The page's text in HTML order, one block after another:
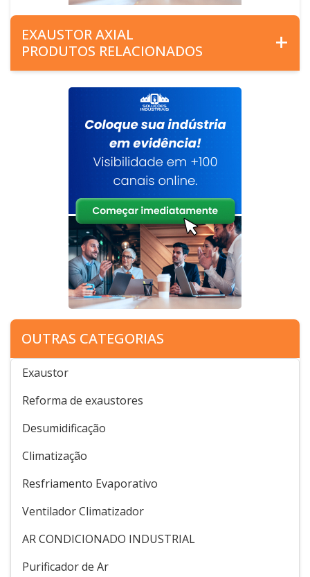
EXAUSTOR AXIAL
PRODUTOS RELACIONADOS
OUTRAS CATEGORIAS
Exaustor
Reforma de exaustores
Desumidificação
Climatização
Resfriamento Evaporativo
Ventilador Climatizador
AR CONDICIONADO INDUSTRIAL
Purificador de Ar